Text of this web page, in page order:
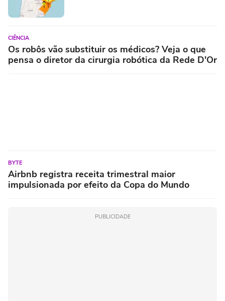
CIÊNCIA
Os robôs vão substituir os médicos? Veja o que
pensa o diretor da cirurgia robótica da Rede D'Or
BYTE
Airbnb registra receita trimestral maior
impulsionada por efeito da Copa do Mundo
PUBLICIDADE